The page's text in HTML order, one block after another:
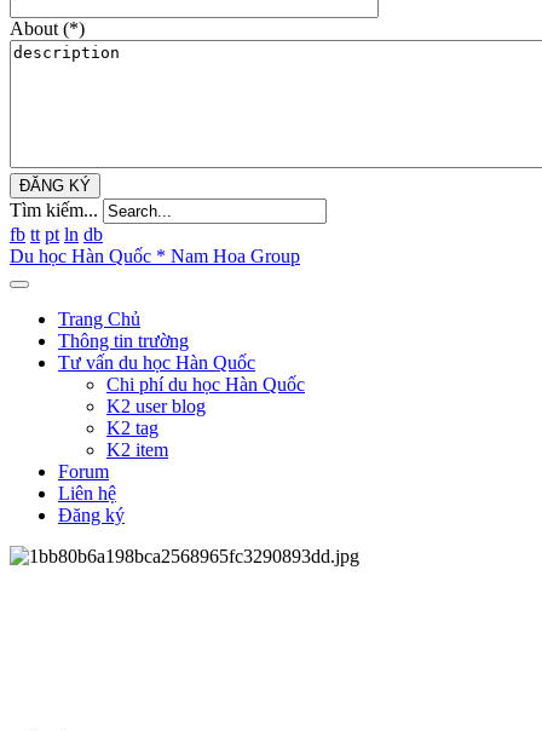
About (*)
ĐĂNG KÝ
Tìm kiếm...
fb tt pt ln db
Du học Hàn Quốc * Nam Hoa Group
Trang Chủ
Thông tin trường
Tư vấn du học Hàn Quốc
Chi phí du học Hàn Quốc
K2 user blog
K2 tag
K2 item
Forum
Liên hệ
Đăng ký